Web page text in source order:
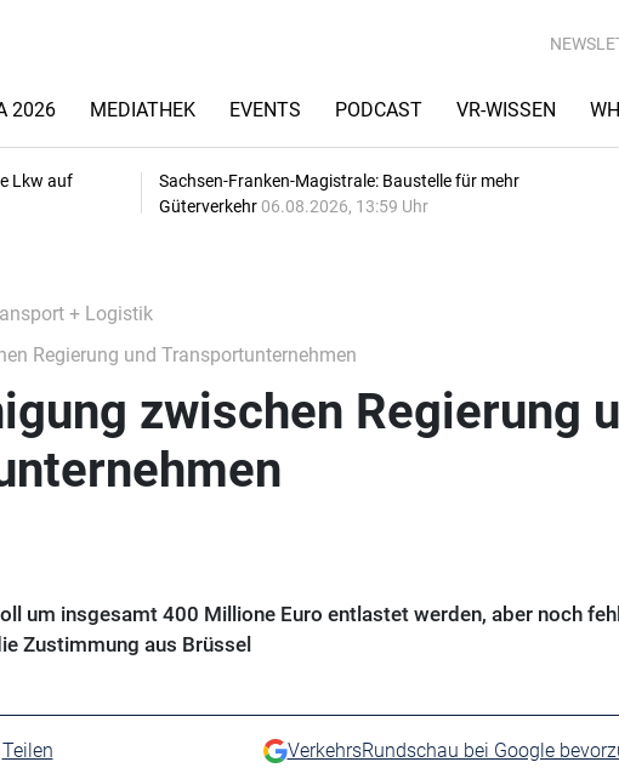
2026 MEDIATHEK EVENTS PODCAST VR-WISSEN
Lkw auf
Sachsen-Franken-Magistrale: Baustelle für mehr
Güterverkehr 06.08.2026, 13:59 Uhr
+ Logistik
Regierung und Transportunternehmen
zwischen Regierung
um insgesamt 400 Millione Euro entlastet werden, aber noch
Zustimmung aus Brüssel
Teilen VerkehrsRundschau bei Google